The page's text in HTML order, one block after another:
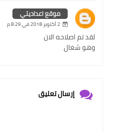
موقع اعداديتي
2 أكتوبر 2018 في 8:29 م
لقد تم اصلاحه الان
وهو شغال
إرسال تعليق